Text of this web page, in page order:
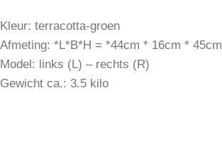
Kleur: terracotta-groen
Afmeting: *L*B*H = *44cm * 16cm * 45cm
Model: links (L) – rechts (R)
Gewicht ca.: 3.5 kilo